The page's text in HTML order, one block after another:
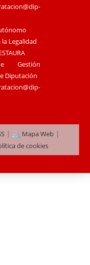
Legalidad
Gestión
Diputación
| Mapa Web |
de cookies